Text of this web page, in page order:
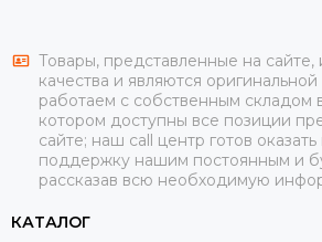
Товары, представленные на
качества и являются
работаем с собственным складом
котором доступны все позиции
сайте; наш call центр готов
поддержку нашим постоянным и
рассказав всю необходимую
КАТАЛОГ